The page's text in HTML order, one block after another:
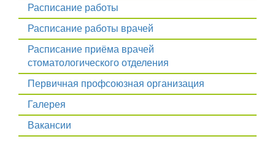
Расписание работы
Расписание работы врачей
Расписание приёма врачей
стоматологического отделения
Первичная профсоюзная организация
Галерея
Вакансии